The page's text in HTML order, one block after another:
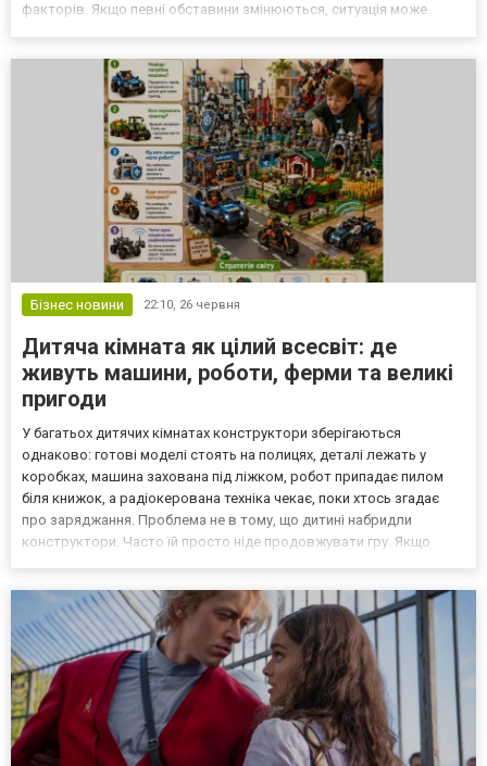
факторів. Якщо певні обставини змінюються, ситуація може
Бізнес новини 22:10, 26 червня
Дитяча кімната як цілий всесвіт: де
живуть машини, роботи, ферми та великі
пригоди
У багатьох дитячих кімнатах конструктори зберігаються
однаково: готові моделі стоять на полицях, деталі лежать у
коробках, машина захована під ліжком, робот припадає пилом
біля книжок, а радіокерована техніка чекає, поки хтось згадає
про заряджання. Проблема не в тому, що дитині набридли
конструктори. Часто їй просто ніде продовжувати гру. Якщо